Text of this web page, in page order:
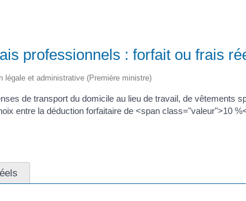
professionnels : forfait ou frais
légale et administrative (Première ministre)
de transport du domicile au lieu de travail, de vêtements
entre la déduction forfaitaire de <span class="valeur">10